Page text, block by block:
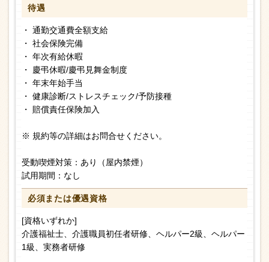
待遇
・ 通勤交通費全額支給
・ 社会保険完備
・ 年次有給休暇
・ 慶弔休暇/慶弔見舞金制度
・ 年末年始手当
・ 健康診断/ストレスチェック/予防接種
・ 賠償責任保険加入
※ 規約等の詳細はお問合せください。
受動喫煙対策：あり（屋内禁煙）
試用期間：なし
必須または優遇資格
[資格いずれか]
介護福祉士、介護職員初任者研修、ヘルパー2級、ヘルパー
1級、実務者研修